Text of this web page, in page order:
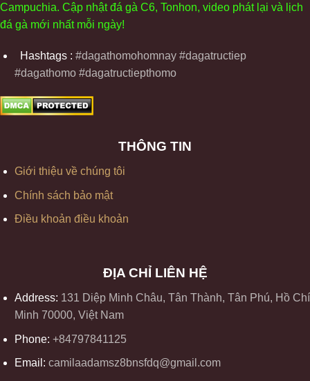
Campuchia. Cập nhậtđá gà C6, Tonhon, video phátl ại và ịch
đá gà mới nhất mỗi ngày!
Hashtags : #dagathomohomnay #dagatructiep
#dagathomo #dagatructiepthomo
THÔNG TIN
Giới thiệu về chúng tôi
Chính sách bảo mật
Điều khoản điều khoản
ĐỊA CHỈ LIÊN HỆ
Address: 131 Diệp Minh Châu, Tân Thành, Tân Phú, Hồ Chí
Minh 70000, Việt Nam
Phone: +84797841125
Email: camilaadamsz8bnsfdq@gmail.com